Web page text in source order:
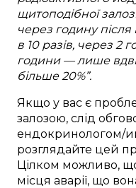
щитоподібної
через годину
в 10 разів, через 2
години — лише
більше 20%”.
Якщо у вас є
залозою, слід
ендокринологом/
розглядайте цей
Цілком можливо,
місця аварії, що